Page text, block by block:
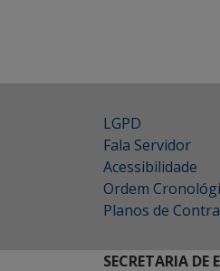
LGPD
Fala Servidor
Acessibilidade
Ordem
Planos de
SECRETARIA DE